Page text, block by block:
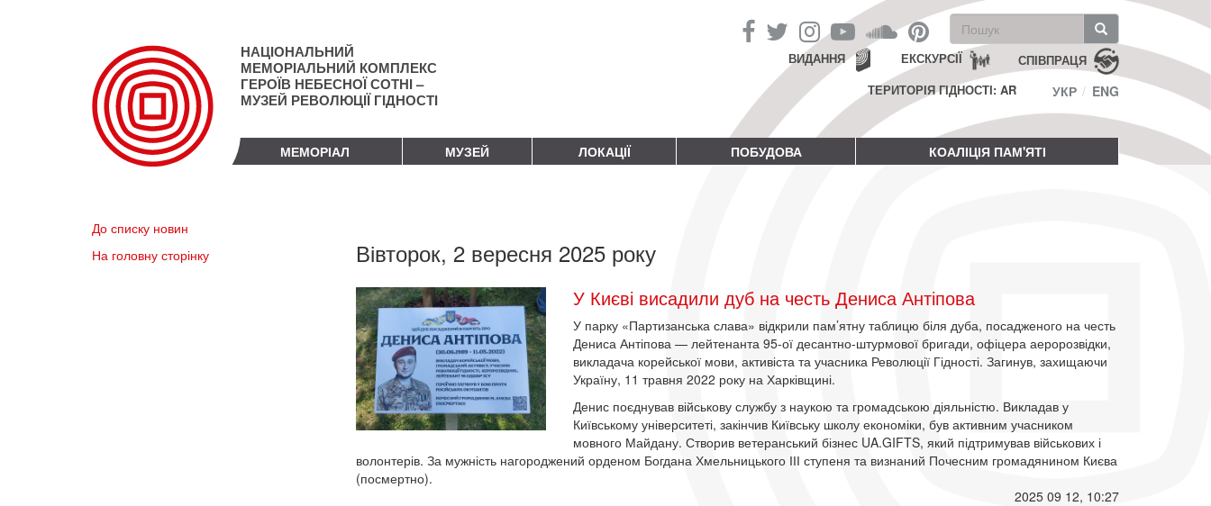
НАЦІОНАЛЬНИЙ
МЕМОРІАЛЬНИЙ КОМПЛЕКС
ГЕРОЇВ НЕБЕСНОЇ СОТНІ –
МУЗЕЙ РЕВОЛЮЦІЇ ГІДНОСТІ
Пошукова
форма
Пошук СПІВПРАЦЯ
ЕКСКУРСІЇ
ВИДАННЯ
ТЕРИТОРІЯ ГІДНОСТІ: AR
УКР ENG
МЕМОРІАЛ МУЗЕЙ ЛОКАЦІЇ ПОБУДОВА КОАЛІЦІЯ ПАМ'ЯТІ
До списку новин
На головну сторінку
Вівторок, 2 вересня 2025 року
У Києві висадили дуб на честь Дениса Антіпова
У парку «Партизанська слава» відкрили пам’ятну таблицю біля дуба, посадженого на честь
Дениса Антіпова — лейтенанта 95-ої десантно-штурмової бригади, офіцера аеророзвідки,
викладача корейської мови, активіста та учасника Революції Гідності. Загинув, захищаючи
Україну, 11 травня 2022 року на Харківщині.
Денис поєднував військову службу з наукою та громадською діяльністю. Викладав у
Київському університеті, закінчив Київську школу економіки, був активним учасником
мовного Майдану. Створив ветеранський бізнес UA.GIFTS, який підтримував військових і
волонтерів. За мужність нагороджений орденом Богдана Хмельницького ІІІ ступеня та визнаний Почесним громадянином Києва
(посмертно).
2025 09 12, 10:27